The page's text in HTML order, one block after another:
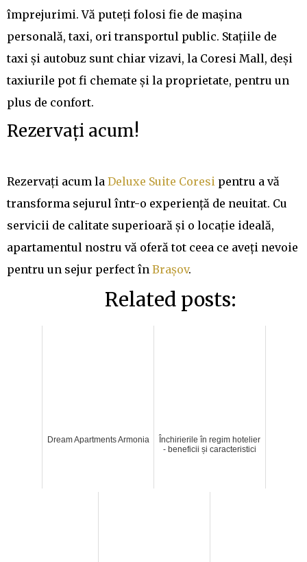
împrejurimi. Vă puteți folosi fie de mașina
personală, taxi, ori transportul public. Stațiile de
taxi și autobuz sunt chiar vizavi, la Coresi Mall, deși
taxiurile pot fi chemate și la proprietate, pentru un
plus de confort.
Rezervați acum!
Rezervați acum la Deluxe Suite Coresi pentru a vă
transforma sejurul într-o experiență de neuitat. Cu
servicii de calitate superioară și o locație ideală,
apartamentul nostru vă oferă tot ceea ce aveți nevoie
pentru un sejur perfect în Brașov.
Related posts:
Dream Apartments Armonia
Închirierile în regim hotelier
- beneficii și caracteristici